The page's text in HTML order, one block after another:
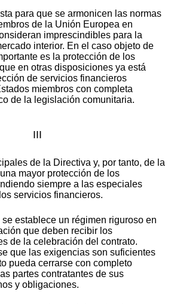
para que se armonicen las normas
de la Unión Europea en
imprescindibles para la
interior. En el caso objeto de
es la protección de los
en otras disposiciones ya está
de servicios financieros
miembros con completa
de la legislación comunitaria.
III
de la Directiva y, por tanto, de la
mayor protección de los
siempre a las especiales
servicios financieros.
establece un régimen riguroso en
que deben recibir los
de la celebración del contrato.
que las exigencias son suficientes
pueda cerrarse con completo
partes contratantes de sus
y obligaciones.